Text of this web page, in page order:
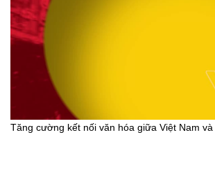
Tăng cường kết nối văn hóa giữa Việt Nam và